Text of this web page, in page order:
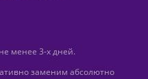
менее 3-х дней.
заменим абсолютно